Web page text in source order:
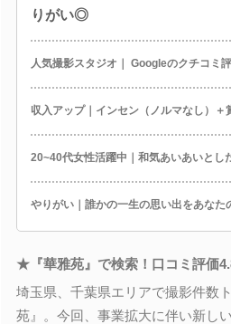
りがい◎
人気撮影スタジオ｜ Googleのクチコミ
収入アップ｜インセン（ノルマなし）＋
20~40代女性活躍中｜和気あいあいとし
やりがい｜誰かの一生の思い出をあなた
★『華雅苑』で検索！口コミ評価
埼玉県、千葉県エリアで撮影件数
苑』。今回、事業拡大に伴い新し